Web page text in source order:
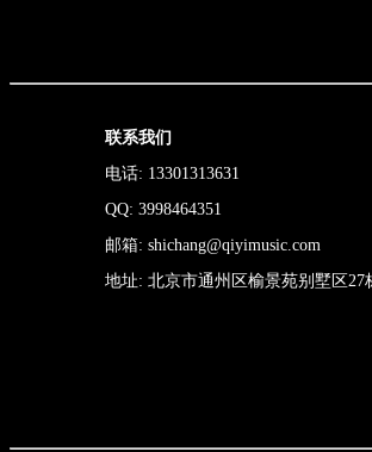
联系我们
电话: 13301313631
QQ: 3998464351
邮箱: shichang@qiyimusic.com
地址: 北京市通州区榆景苑别墅区27